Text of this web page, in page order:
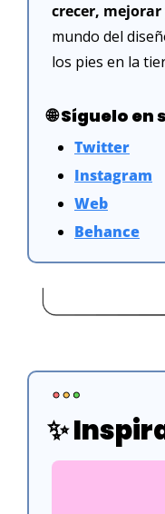
crecer,
mundo del
los pies en la
🌐 Síguelo en
Twitter
Instagram
Web
Behance
✨